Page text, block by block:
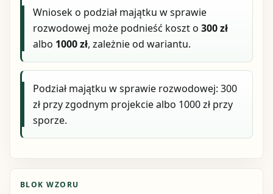
Wniosek o podział majątku w sprawie
rozwodowej może podnieść koszt o300 zł
albo 1000 zł, zależnie od wariantu.
Podział majątku w sprawie rozwodowej: 300
zł przy zgodnym projekcie albo 1000 zł przy
sporze.
BLOK WZORU